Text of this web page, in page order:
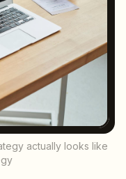
actually looks like